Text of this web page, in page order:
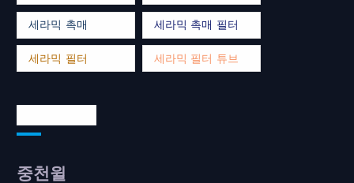
세라믹 촉매 세라믹 촉매 필터
세라믹 필터 세라믹 필터 튜브
중천윌